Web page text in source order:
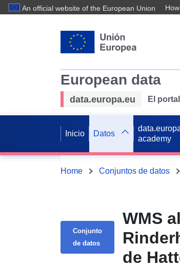
An official website of the European Union
European data
data.europa.eu El
Inicio Datos
academy
Home Conjuntos de datos
Conjunto
de datos
WMS
de